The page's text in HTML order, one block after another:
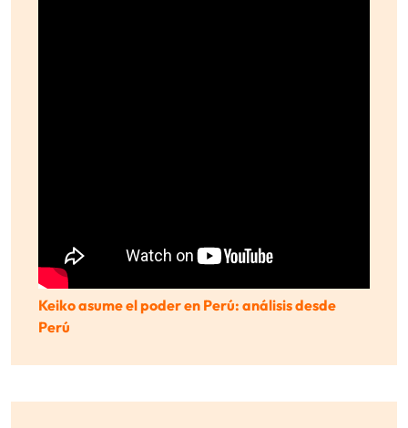
Keiko asume el poder en Perú: análisis desde
Perú